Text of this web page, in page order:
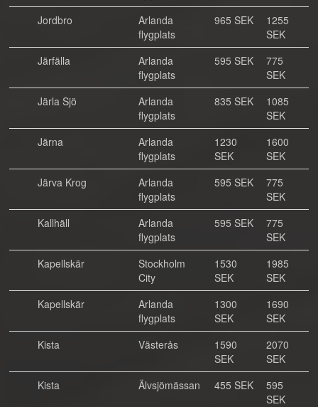
Jordbro
Arlanda
flygplats
965 SEK
1255
SEK
Järfälla
Arlanda
flygplats
595 SEK
775
SEK
Järla Sjö
Arlanda
flygplats
835 SEK
1085
SEK
Järna
Arlanda
flygplats
1230
SEK
1600
SEK
Järva Krog
Arlanda
flygplats
595 SEK
775
SEK
Kallhäll
Arlanda
flygplats
595 SEK
775
SEK
Kapellskär
Stockholm
City
1530
SEK
1985
SEK
Kapellskär
Arlanda
flygplats
1300
SEK
1690
SEK
Kista
Västerås
1590
SEK
2070
SEK
Kista
Älvsjömässan 455 SEK
595
SEK